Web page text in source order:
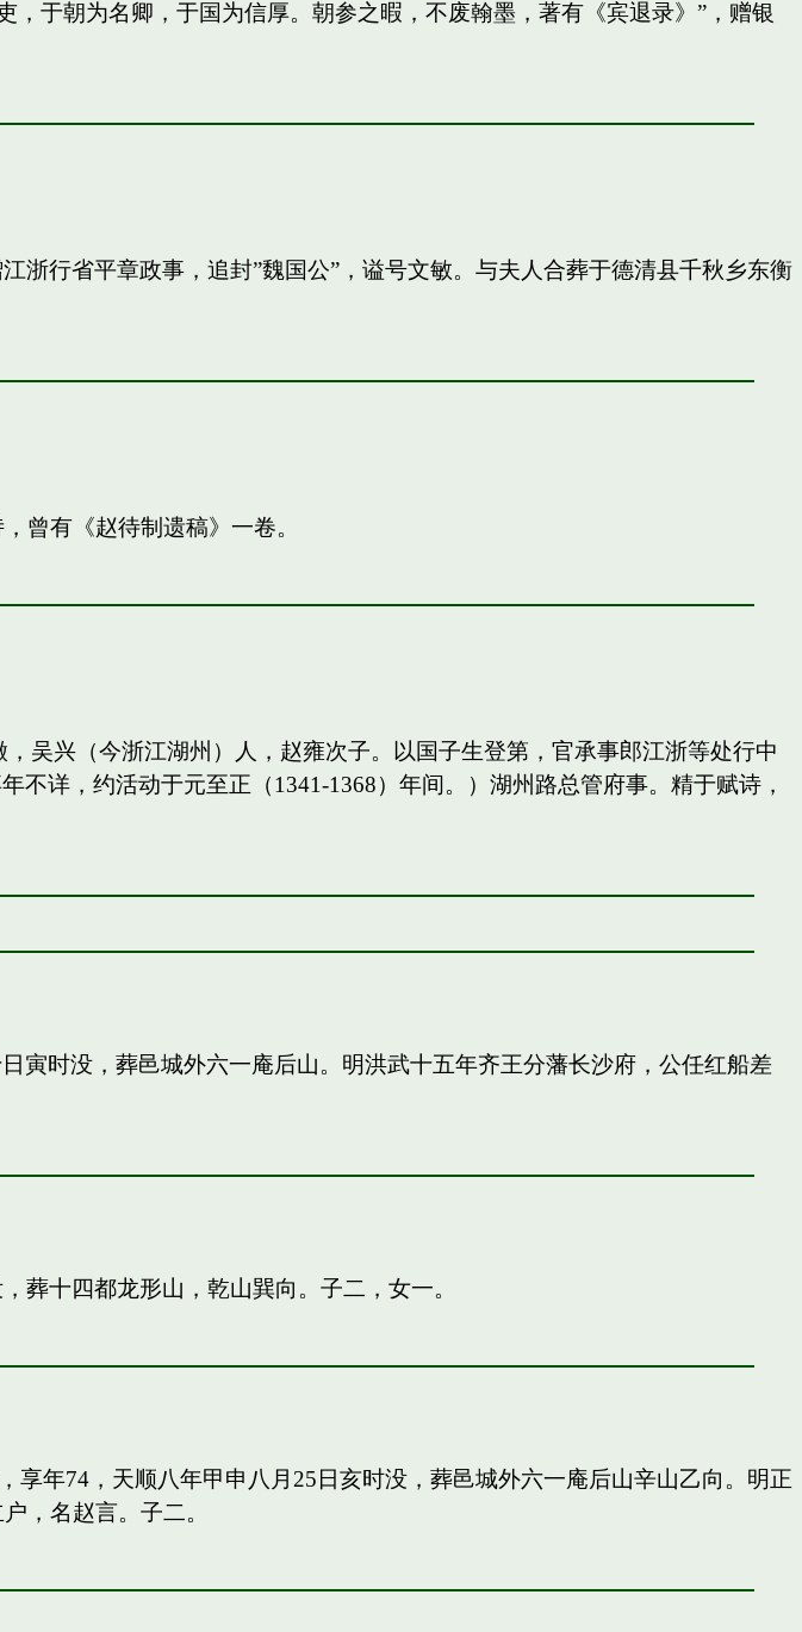
于朝为名卿，于国为信厚。朝参之暇，不废翰墨，著有《宾退录》”，赠银
浙行省平章政事，追封”魏国公”，谥号文敏。与夫人合葬于德清县千秋乡东衡
曾有《赵待制遗稿》一卷。
吴兴（今浙江湖州）人，赵雍次子。以国子生登第，官承事郎江浙等处行中
详，约活动于元至正（1341-1368）年间。）湖州路总管府事。精于赋诗，
寅时没，葬邑城外六一庵后山。明洪武十五年齐王分藩长沙府，公任红船差
葬十四都龙形山，乾山巽向。子二，女一。
年74，天顺八年甲申八月25日亥时没，葬邑城外六一庵后山辛山乙向。明正
，名赵言。子二。